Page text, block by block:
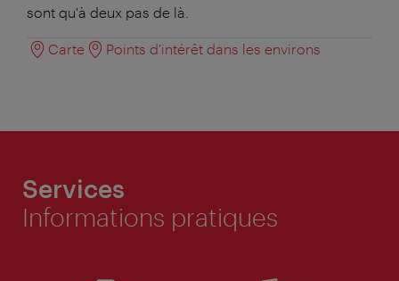
sont qu'à deux pas de là.
Carte Points d'intérêt dans les environs
Services
Informations pratiques